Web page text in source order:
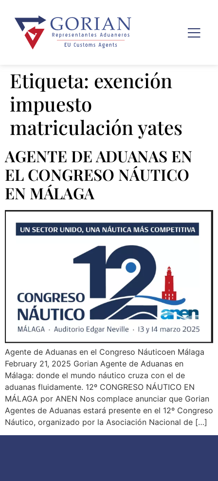
Etiqueta: exención
impuesto
matriculación yates
AGENTE DE ADUANAS EN
EL CONGRESO NÁUTICO
EN MÁLAGA
Agente de Aduanas en el Congreso Náuticoen Málaga
February 21, 2025 Gorian Agente de Aduanas en
Málaga: donde el mundo náutico cruza con el de
aduanas fluidamente. 12º CONGRESO NÁUTICO EN
MÁLAGA​ por ANEN Nos complace anunciar que Gorian
Agentes de Aduanas estará presente en el 12º Congreso
Náutico, organizado por la Asociación Nacional de […]